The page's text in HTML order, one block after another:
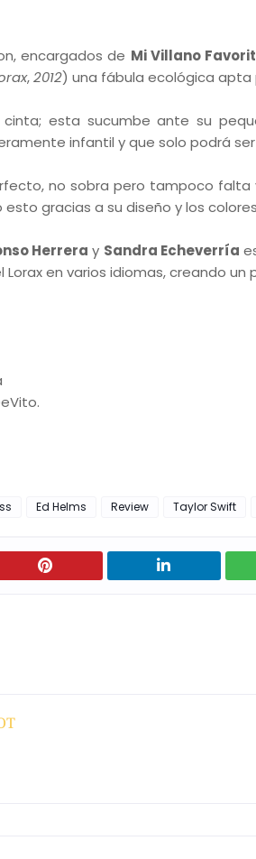
encargados de Mi Villano
,2012) una fábula ecológica apta
esta sucumbe ante su
infantil y que solo podrá
no sobra pero tampoco
gracias a su diseño y los
Herrera y Sandra Echeverría
en varios idiomas, creando
Ed Helms Review Taylor Swift